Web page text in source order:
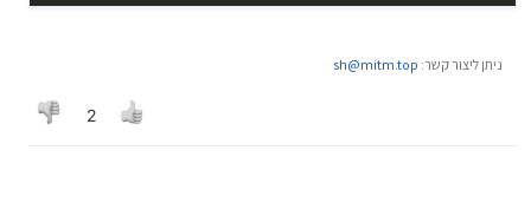
ניתן ליצור קשר: sh@mitm.top
2